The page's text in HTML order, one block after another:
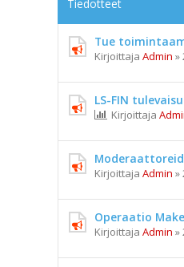
Tiedotteet
Tue
Kirjoittaja Admin »
LS-FIN
Kirjoittaja
Kirjoittaja Admin »
Operaatio
Kirjoittaja Admin »